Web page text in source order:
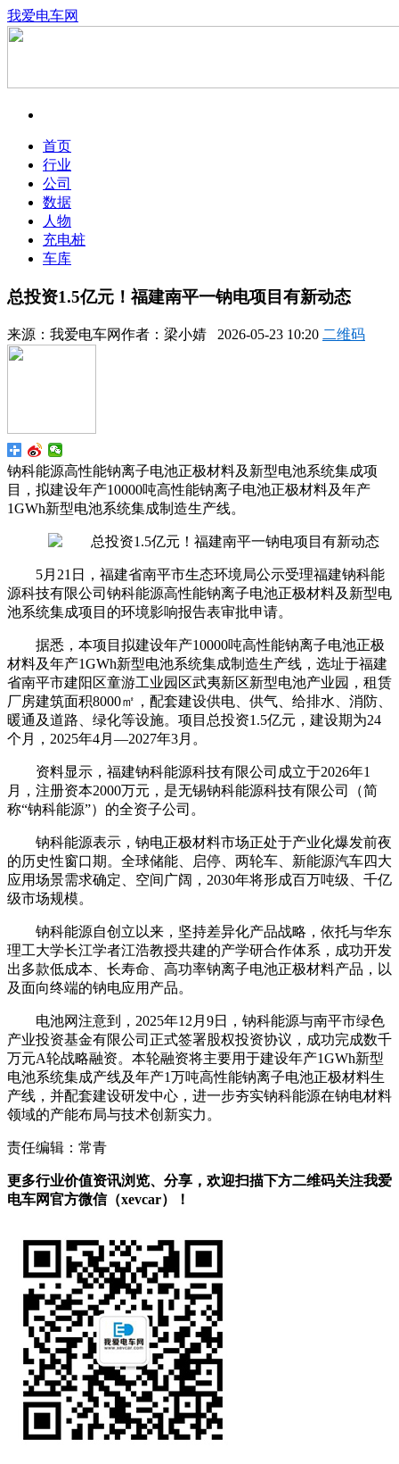
我爱电车网
首页
行业
公司
数据
人物
充电桩
车库
总投资1.5亿元！福建南平一钠电项目有新动态
来源： 我爱电车网作者： 梁小婧 2026-05-23 10:20 二维码
钠科能源高性能钠离子电池正极材料及新型电池系统集成项
目，拟建设年产10000吨高性能钠离子电池正极材料及年产
1GWh新型电池系统集成制造生产线。
5月21日，福建省南平市生态环境局公示受理福建钠科能
源科技有限公司钠科能源高性能钠离子电池正极材料及新型电
池系统集成项目的环境影响报告表审批申请。
据悉，本项目拟建设年产10000吨高性能钠离子电池正极
材料及年产1GWh新型电池系统集成制造生产线，选址于福建
省南平市建阳区童游工业园区武夷新区新型电池产业园，租赁
厂房建筑面积8000㎡，配套建设供电、供气、给排水、消防、
暖通及道路、绿化等设施。项目总投资1.5亿元，建设期为24
个月，2025年4月—2027年3月。
资料显示，福建钠科能源科技有限公司成立于2026年1
月，注册资本2000万元，是无锡钠科能源科技有限公司（简
称“钠科能源”）的全资子公司。
钠科能源表示，钠电正极材料市场正处于产业化爆发前夜
的历史性窗口期。全球储能、启停、两轮车、新能源汽车四大
应用场景需求确定、空间广阔，2030年将形成百万吨级、千亿
级市场规模。
钠科能源自创立以来，坚持差异化产品战略，依托与华东
理工大学长江学者江浩教授共建的产学研合作体系，成功开发
出多款低成本、长寿命、高功率钠离子电池正极材料产品，以
及面向终端的钠电应用产品。
电池网注意到，2025年12月9日，钠科能源与南平市绿色
产业投资基金有限公司正式签署股权投资协议，成功完成数千
万元A轮战略融资。本轮融资将主要用于建设年产1GWh新型
电池系统集成产线及年产1万吨高性能钠离子电池正极材料生
产线，并配套建设研发中心，进一步夯实钠科能源在钠电材料
领域的产能布局与技术创新实力。
责任编辑：常青
更多行业价值资讯浏览、分享，欢迎扫描下方二维码关注我爱
电车网官方微信（xevcar）！